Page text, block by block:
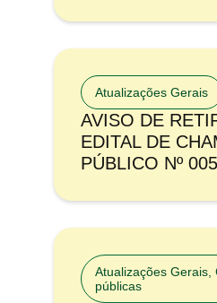
Atualizações Gerais
AVISO DE
EDITAL DE
PÚBLICO Nº
Atualizações Gerais
públicas